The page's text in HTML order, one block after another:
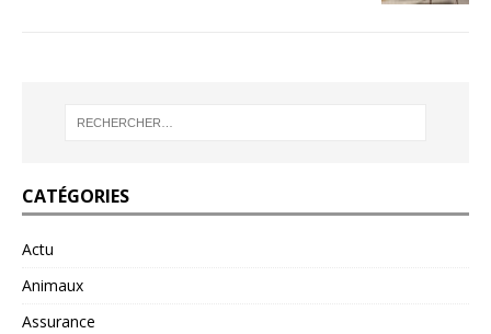
CATÉGORIES
Actu
Animaux
Assurance